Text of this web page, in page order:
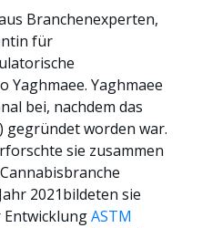
Branchenexperten,
für
Yaghmaee. Yaghmaee
bei, nachdem das
gegründet worden war.
sie zusammen
2021bildeten sie
ASTM